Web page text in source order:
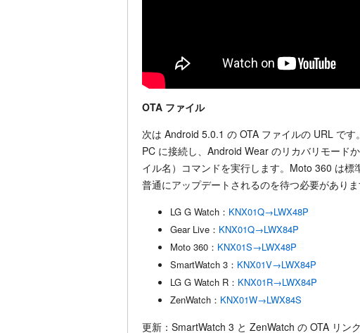
OTA ファイル
次は Android 5.0.1 の OTA ファイルの URL で
PC に接続し、Android Wear のリカバリモード
イル名）コマンドを実行します。Moto 360 は
普通にアップデートされるのを待つ必要がありま
LG G Watch： KNX01Q→LWX48P
Gear Live： KNX01Q→LWX84P
Moto 360： KNX01S→LWX48P
SmartWatch 3： KNX01V→LWX84P
LG G Watch R： KNX01R→LWX84P
ZenWatch： KNX01W→LWX84S
更新：SmartWatch 3 と ZenWatch の OTA リンク